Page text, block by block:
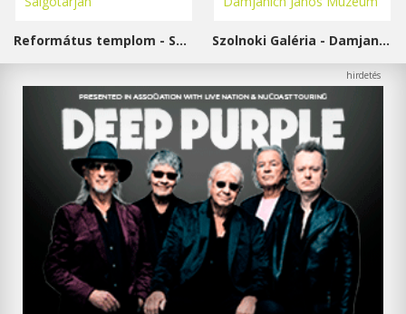
Református templom - Salgótarján Szolnoki Galéria - Damjanich János Múzeum